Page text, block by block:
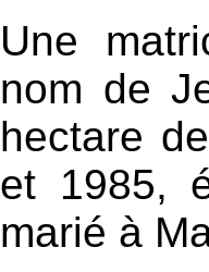
Une
nom de
hectare
et 1985,
marié à